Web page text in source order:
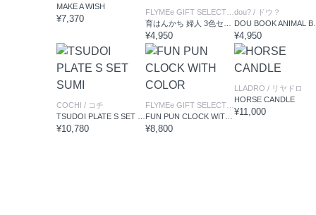
MAKE A WISH
¥7,370
/ フライミーギフト
¥4,950
dou? / ドウ？
¥4,950
COCHI / コチ
¥10,780
/ フライミーギフト
¥8,800
LLADRO / リヤドロ
HORSE CANDLE
¥11,000